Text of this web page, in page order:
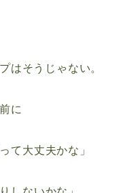
はそうじゃない。
に
て大丈夫かな」